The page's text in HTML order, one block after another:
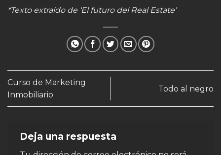
*Texto extraído de ‘El futuro del Real Estate’
Curso de Marketing
Inmobiliario
Todo al negro
Deja una respuesta